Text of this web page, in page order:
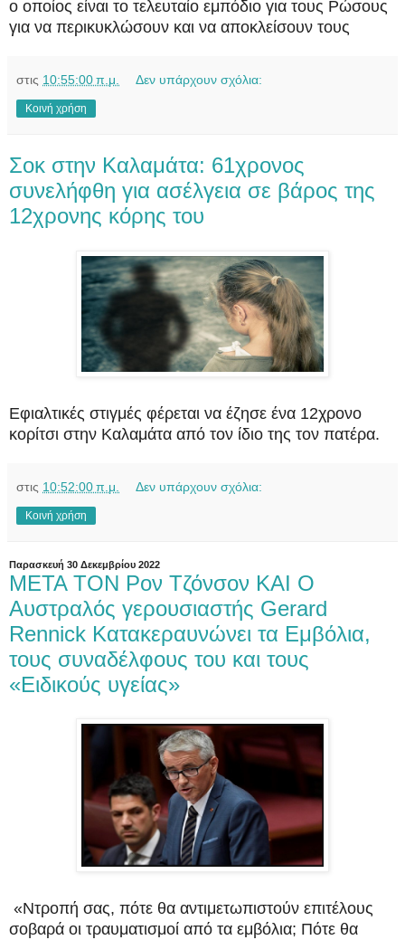
ο οποίος είναι το τελευταίο εμπόδιο για τους Ρώσους
για να περικυκλώσουν και να αποκλείσουν τους
στις 10:55:00 π.μ. Δεν υπάρχουν σχόλια:
Κοινή χρήση
Σοκ στην Καλαμάτα: 61χρονος
συνελήφθη για ασέλγεια σε βάρος της
12χρονης κόρης του
Εφιαλτικές στιγμές φέρεται να έζησε ένα 12χρονο
κορίτσι στην Καλαμάτα από τον ίδιο της τον πατέρα.
στις 10:52:00 π.μ. Δεν υπάρχουν σχόλια:
Κοινή χρήση
Παρασκευή 30 Δεκεμβρίου 2022
META TON Ρον Τζόνσον KAI O
Αυστραλός γερουσιαστής Gerard
Rennick Kατακεραυνώνει τα Eμβόλια,
τους συναδέλφους του και τους
«Eιδικούς υγείας»
«Ντροπή σας, πότε θα αντιμετωπιστούν επιτέλους
σοβαρά οι τραυματισμοί από τα εμβόλια; Πότε θα